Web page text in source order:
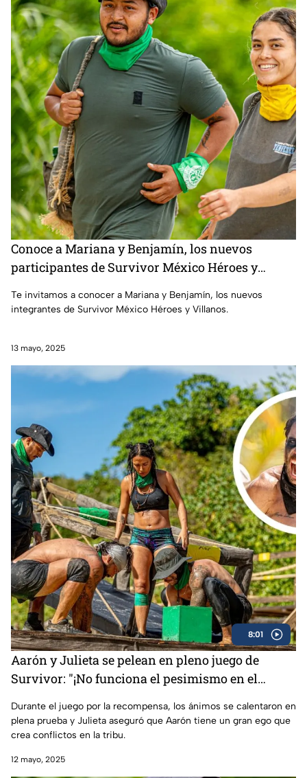
Conoce a Mariana y Benjamín, los nuevos
participantes de Survivor México Héroes y
Te invitamos a conocer a Mariana y Benjamín, los nuevos
integrantes de Survivor México Héroes y Villanos.
13 mayo, 2025
8:01
Aarón y Julieta se pelean en pleno juego de
Survivor: "¡No funciona el pesimismo en el
Durante el juego por la recompensa, los ánimos se calentaron en
plena prueba y Julieta aseguró que Aarón tiene un gran ego que
crea conflictos en la tribu.
12 mayo, 2025